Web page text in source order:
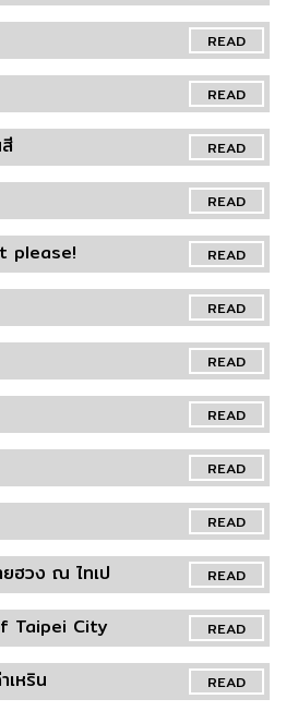
READ
READ
READ
READ
READ
please!
READ
READ
READ
READ
READ
READ
ฮวง ณ ไทเป
READ
Taipei City
READ
เหริน